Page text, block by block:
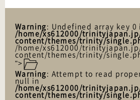
Warning: Undefined array key 0
/home/xs612000/
content/themes/trinity/
/home/xs612000/
content/themes/trinity/
">
Warning: Attempt to read
null in
/home/xs612000/
content/themes/trinity/